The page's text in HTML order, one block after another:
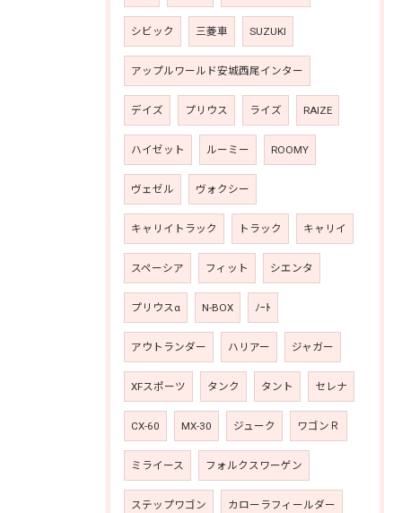
シビック 三菱車 SUZUKI
アップルワールド安城西尾インター
デイズ プリウス ライズ RAIZE
ハイゼット ルーミー ROOMY
ヴェゼル ヴォクシー
キャリイトラック トラック キャリイ
スペーシア フィット シエンタ
プリウスα N-BOX ﾉｰﾄ
アウトランダー ハリアー ジャガー
XFスポーツ タンク タント セレナ
CX-60 MX-30 ジューク ワゴンＲ
ミライース フォルクスワーゲン
ステップワゴン カローラフィールダー